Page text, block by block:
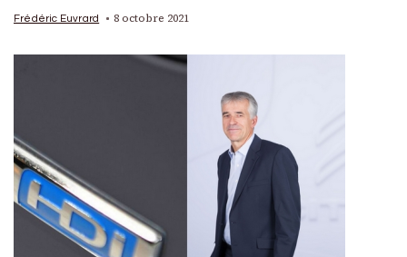
Frédéric Euvrard 8 octobre 2021